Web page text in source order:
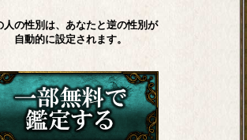
人の性別は、あなたと逆の性別が
自動的に設定されます。